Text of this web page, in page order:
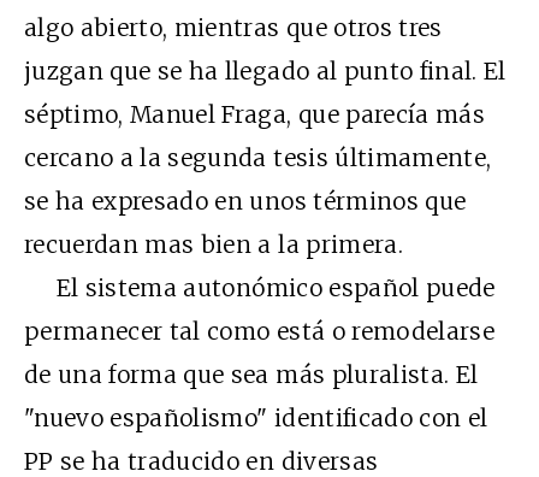
algo abierto, mientras que otros tres
juzgan que se ha llegado al punto final. El
séptimo, Manuel Fraga, que parecía más
cercano a la segunda tesis últimamente,
se ha expresado en unos términos que
recuerdan mas bien a la primera.
El sistema autonómico español puede
permanecer tal como está o remodelarse
de una forma que sea más pluralista. El
"nuevo españolismo" identificado con el
PP se ha traducido en diversas